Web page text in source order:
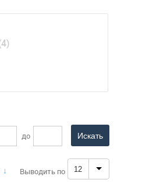
до
↓ Выводить по 12